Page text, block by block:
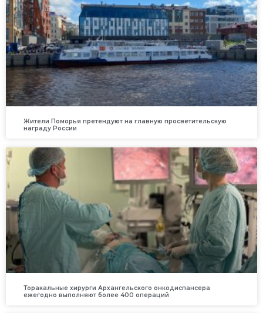
Жители Поморья претендуют на главную просветительскую
награду России
Торакальные хирурги Архангельского онкодиспансера
ежегодно выполняют более 400 операций